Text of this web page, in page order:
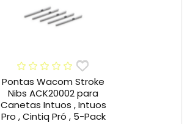
Pontas Wacom Stroke
Nibs ACK20002 para
Canetas Intuos , Intuos
Pro , Cintiq Pró , 5-Pack